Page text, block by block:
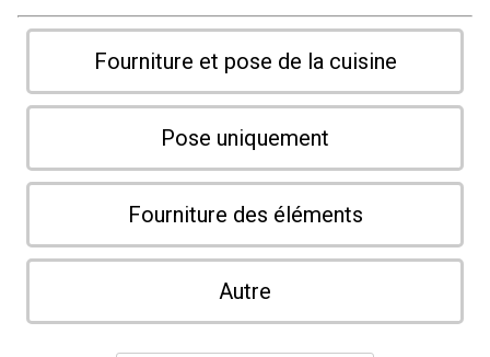
Fourniture et pose de la cuisine
Pose uniquement
Fourniture des éléments
Autre